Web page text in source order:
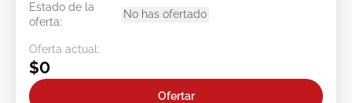
Estado de la
oferta:
No has ofertado
Oferta actual:
$0
Ofertar